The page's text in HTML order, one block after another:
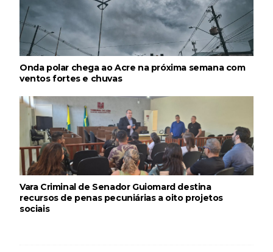
Onda polar chega ao Acre na próxima semana com
ventos fortes e chuvas
Vara Criminal de Senador Guiomard destina
recursos de penas pecuniárias a oito projetos
sociais